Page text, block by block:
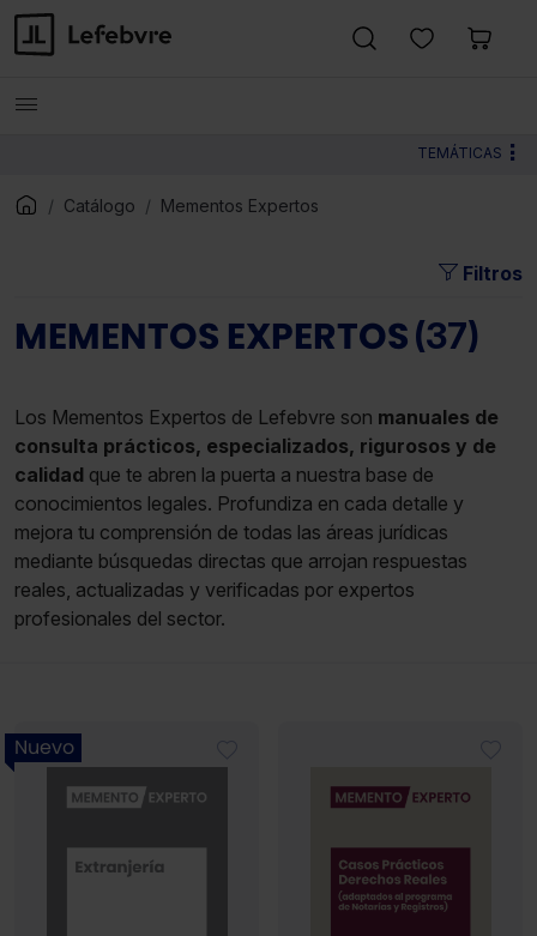
TEMÁTICAS
Catálogo Mementos Expertos
Filtros
MEMENTOS EXPERTOS(37)
Los Mementos Expertos de Lefebvre son manuales de
consulta prácticos, especializados, rigurosos y de
calidad que te abren la puerta a nuestra base de
conocimientos legales. Profundiza en cada detalle y
mejora tu comprensión de todas las áreas jurídicas
mediante búsquedas directas que arrojan respuestas
reales, actualizadas y verificadas por expertos
profesionales del sector.
Nuevo